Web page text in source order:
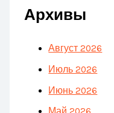
Архивы
Август 2026
Июль 2026
Июнь 2026